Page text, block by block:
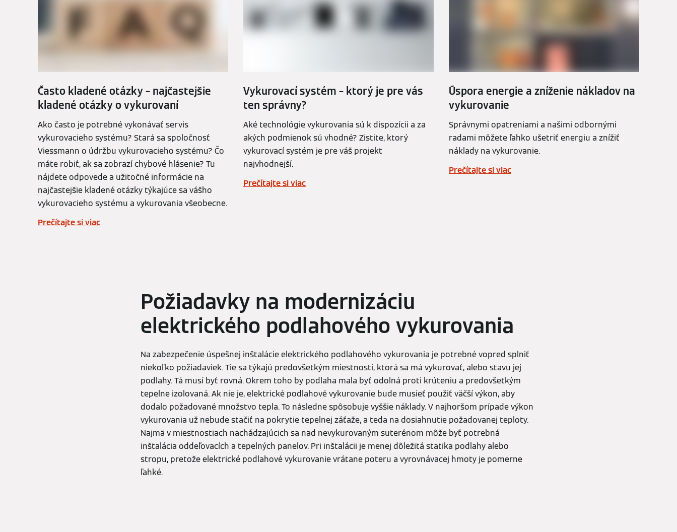
Často kladené otázky – najčastejšie
kladené otázky o vykurovaní
Ako často je potrebné vykonávať servis
vykurovacieho systému? Stará sa spoločnosť
Viessmann o údržbu vykurovacieho systému? Čo
máte robiť, ak sa zobrazí chybové hlásenie? Tu
nájdete odpovede a užitočné informácie na
najčastejšie kladené otázky týkajúce sa vášho
vykurovacieho systému a vykurovania všeobecne.
Prečítajte si viac
Vykurovací systém – ktorý je pre vás
ten správny?
Aké technológie vykurovania sú k dispozícii a za
akých podmienok sú vhodné? Zistite, ktorý
vykurovací systém je pre váš projekt
najvhodnejší.
Prečítajte si viac
Úspora energie a zníženie nákladov na
vykurovanie
Správnymi opatreniami a našimi odbornými
radami môžete ľahko ušetriť energiu a znížiť
náklady na vykurovanie.
Prečítajte si viac
Požiadavky na modernizáciu
elektrického podlahového vykurovania
Na zabezpečenie úspešnej inštalácie elektrického podlahového vykurovania je potrebné vopred splniť
niekoľko požiadaviek. Tie sa týkajú predovšetkým miestnosti, ktorá sa má vykurovať, alebo stavu jej
podlahy. Tá musí byť rovná. Okrem toho by podlaha mala byť odolná proti krúteniu a predovšetkým
tepelne izolovaná. Ak nie je, elektrické podlahové vykurovanie bude musieť použiť väčší výkon, aby
dodalo požadované množstvo tepla. To následne spôsobuje vyššie náklady. V najhoršom prípade výkon
vykurovania už nebude stačiť na pokrytie tepelnej záťaže, a teda na dosiahnutie požadovanej teploty.
Najmä v miestnostiach nachádzajúcich sa nad nevykurovaným suterénom môže byť potrebná
inštalácia oddeľovacích a tepelných panelov. Pri inštalácii je menej dôležitá statika podlahy alebo
stropu, pretože elektrické podlahové vykurovanie vrátane poteru a vyrovnávacej hmoty je pomerne
ľahké.